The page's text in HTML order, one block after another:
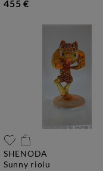
455 €
SHENODA
sunny riolu